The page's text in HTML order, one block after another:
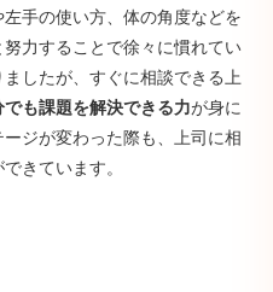
手の使い方、体の角度などを
力することで徐々に慣れてい
したが、すぐに相談できる上
でも課題を解決できる力が身に
ジが変わった際も、上司に相
きています。